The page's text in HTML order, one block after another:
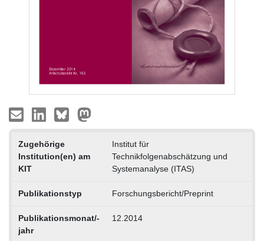
Zugehörige
Institution(en) am
KIT
Institut für
Technikfolgenabschätzung und
Systemanalyse (ITAS)
Publikationstyp Forschungsbericht/Preprint
Publikationsmonat/-
jahr
12.2014